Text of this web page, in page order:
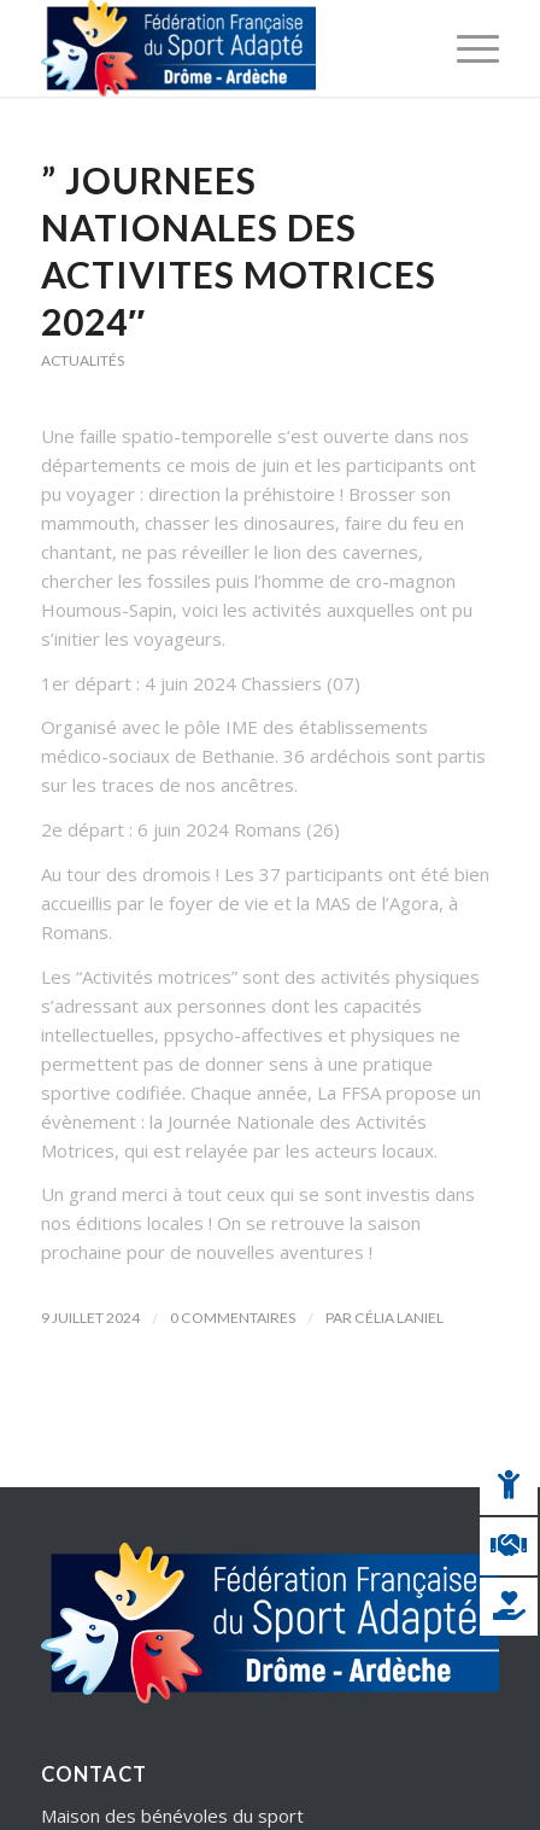
” JOURNEES
NATIONALES DES
ACTIVITES MOTRICES
2024″
ACTUALITÉS
Une faille spatio-temporelle s’est ouverte dans nos
départements ce mois de juin et les participants ont
pu voyager : direction la préhistoire ! Brosser son
mammouth, chasser les dinosaures, faire du feu en
chantant, ne pas réveiller le lion des cavernes,
chercher les fossiles puis l’homme de cro-magnon
Houmous-Sapin, voici les activités auxquelles ont pu
s’initier les voyageurs.
1er départ : 4 juin 2024 Chassiers (07)
Organisé avec le pôle IME des établissements
médico-sociaux de Bethanie. 36 ardéchois sont partis
sur les traces de nos ancêtres.
2e départ : 6 juin 2024 Romans (26)
Au tour des dromois ! Les 37 participants ont été bien
accueillis par le foyer de vie et la MAS de l’Agora, à
Romans.
Les “Activités motrices” sont des activités physiques
s’adressant aux personnes dont les capacités
intellectuelles, ppsycho-affectives et physiques ne
permettent pas de donner sens à une pratique
sportive codifiée. Chaque année, La FFSA propose un
évènement : la Journée Nationale des Activités
Motrices, qui est relayée par les acteurs locaux.
Un grand merci à tout ceux qui se sont investis dans
nos éditions locales ! On se retrouve la saison
prochaine pour de nouvelles aventures !
9 JUILLET 2024 / 0 COMMENTAIRES / PAR CÉLIA LANIEL
CONTACT
Maison des bénévoles du sport